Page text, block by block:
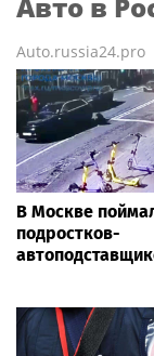
Auto.russia24.pro
В Москве
подростков-